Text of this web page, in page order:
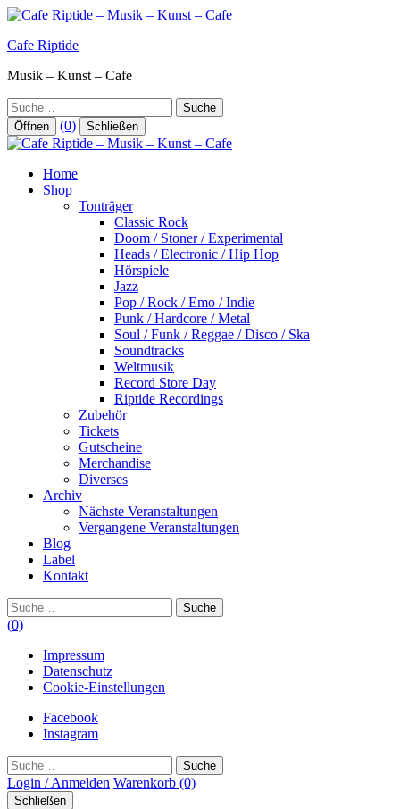
Zum
springen
Cafe Riptide
Musik – Kunst – Cafe
Suche
Öffnen (0) Schließen
Home
Shop
Tonträger
Classic Rock
Doom / Stoner / Experimental
Heads / Electronic / Hip Hop
Hörspiele
Jazz
Pop / Rock / Emo / Indie
Punk / Hardcore / Metal
Soul / Funk / Reggae / Disco / Ska
Soundtracks
Weltmusik
Record Store Day
Riptide Recordings
Zubehör
Tickets
Gutscheine
Merchandise
Diverses
Archiv
Nächste Veranstaltungen
Vergangene Veranstaltungen
Blog
Label
Kontakt
Suche
(0)
Impressum
Datenschutz
Cookie-Einstellungen
Facebook
Instagram
Suche
Login / Anmelden Warenkorb (0)
Schließen